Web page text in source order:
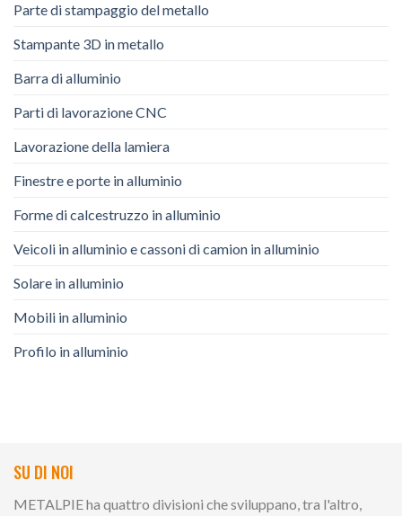
Parte di stampaggio del metallo
Stampante 3D in metallo
Barra di alluminio
Parti di lavorazione CNC
Lavorazione della lamiera
Finestre e porte in alluminio
Forme di calcestruzzo in alluminio
Veicoli in alluminio e cassoni di camion in alluminio
Solare in alluminio
Mobili in alluminio
Profilo in alluminio
SU DI NOI
METALPIE ha quattro divisioni che sviluppano, tra l'altro,